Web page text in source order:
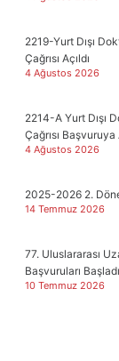
2219-Yurt Dışı
Çağrısı Açıldı
4 Ağustos 2026
2214-A Yurt Dışı
Çağrısı Başvuruya
4 Ağustos 2026
2025-2026 2.
14 Temmuz 2026
77. Uluslararası
Başvuruları Başladı
10 Temmuz 2026